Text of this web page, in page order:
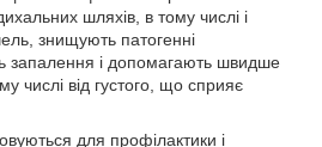
шляхів, в тому числі і
знищують патогенні
запалення і допомагають швидше
числі від густого, що сприяє
для профілактики і